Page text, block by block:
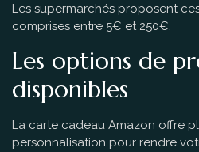
Les supermarchés proposent
comprises entre 5€ et 250€.
Les options de
disponibles
La carte cadeau Amazon offre
personnalisation pour rendre